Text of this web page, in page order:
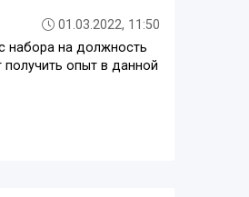
01.03.2022, 11:50
набора на должность
опыт в данной